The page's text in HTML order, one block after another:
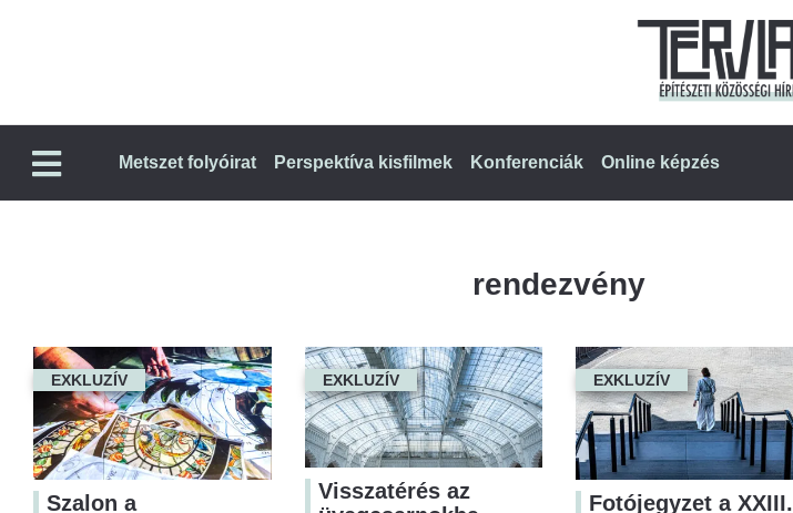
Metszet folyóirat Perspektíva kisfilmek Konferenciák Online képzés
rendezvény
EXKLUZÍV
Szalon a
EXKLUZÍV
Visszatérés az
EXKLUZÍV
Fotójegyzet a XXIII.